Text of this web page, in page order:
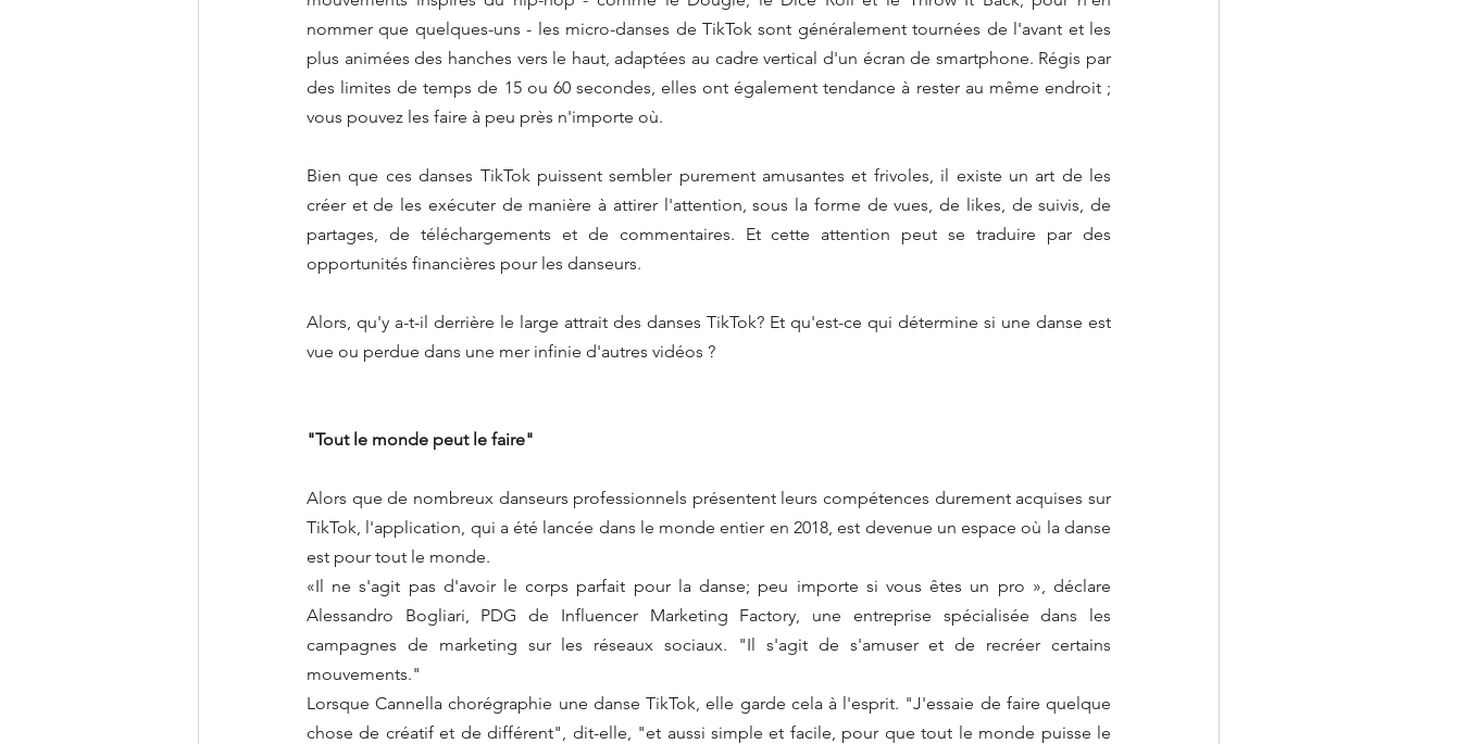
nommer que quelques-uns - les micro-danses de TikTok sont généralement tournées de l'avant et les
plus animées des hanches vers le haut, adaptées au cadre vertical d'un écran de smartphone. Régis par
des limites de temps de 15 ou 60 secondes, elles ont également tendance à rester au même endroit ;
vous pouvez les faire à peu près n'importe où.
Bien que ces danses TikTok puissent sembler purement amusantes et frivoles, il existe un art de les
créer et de les exécuter de manière à attirer l'attention, sous la forme de vues, de likes, de suivis, de
partages, de téléchargements et de commentaires. Et cette attention peut se traduire par des
opportunités financières pour les danseurs.
Alors, qu'y a-t-il derrière le large attrait des danses TikTok? Et qu'est-ce qui détermine si une danse est
vue ou perdue dans une mer infinie d'autres vidéos ?
"Tout le monde peut le faire"
Alors que de nombreux danseurs professionnels présentent leurs compétences durement acquises sur
TikTok, l'application, qui a été lancée dans le monde entier en 2018, est devenue un espace où la danse
est pour tout le monde.
«Il ne s'agit pas d'avoir le corps parfait pour la danse; peu importe si vous êtes un pro », déclare
Alessandro Bogliari, PDG de Influencer Marketing Factory, une entreprise spécialisée dans les
campagnes de marketing sur les réseaux sociaux. "Il s'agit de s'amuser et de recréer certains
mouvements."
Lorsque Cannella chorégraphie une danse TikTok, elle garde cela à l'esprit. "J'essaie de faire quelque
chose de créatif et de différent", dit-elle, "et aussi simple et facile, pour que tout le monde puisse le